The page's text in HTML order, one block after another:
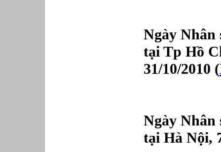
Ngày Nhân
tại Tp Hồ
31/10/2010 (
Ngày Nhân
tại Hà Nội,